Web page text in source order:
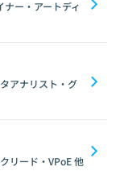
ー・アートディ
アナリスト・グ
リード・VPoE他